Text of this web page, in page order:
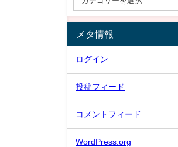
メタ情報
ログイン
投稿フィード
コメントフィード
WordPress.org